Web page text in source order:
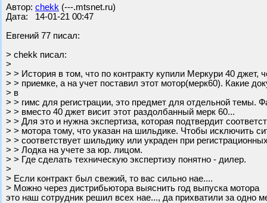
Автор: chekk (---.mtsnet.ru)
Дата: 14-01-21 00:47
Евгений 77 писал:
> chekk писал:
>
> > История в том, что по контракту купили Меркури 40 джет,
> > приемке, а на учет поставил этот мотор(мерк60). Какие
> в
> > гимс для регистрации, это предмет для отдельной темы.
> > вместо 40 джет висит этот раздолбанный мерк 60...
> > Для это и нужна экспертиза, которая подтвердит
> > мотора тому, что указан на шильдике. Чтобы исключить
> > соответствует шильдику или украден при
> > Лодка на учете за юр. лицом.
> > Где сделать техническую экспертизу понятно - дилер.
>
> Если контракт был свежий, то вас сильно нае....
> Можно через дистрибьютора выяснить год выпуска мотора
это наш сотрудник решил всех нае..., да прихватили за одно